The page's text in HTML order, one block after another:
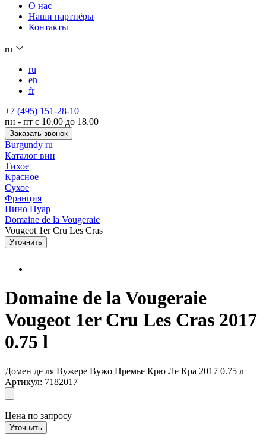
О нас
Наши партнёры
Контакты
ru
ru
en
fr
+7 (495) 151-28-10
пн - пт с 10.00 до 18.00
Заказать звонок
Burgundy ru
Каталог вин
Тихое
Красное
Сухое
Франция
Пино Нуар
Domaine de la Vougeraie
Vougeot 1er Cru Les Cras
Уточнить
Domaine de la Vougeraie
Vougeot 1er Cru Les Cras 2017
0.75 l
Домен де ля Вужере Вужо Премье Крю Ле Кра 2017 0.75 л
Артикул: 7182017
Цена по запросу
Уточнить